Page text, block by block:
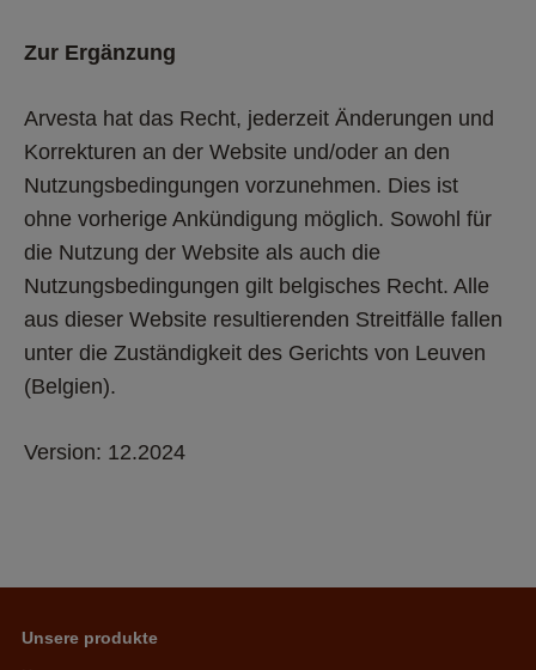
Zur Ergänzung
Arvesta hat das Recht, jederzeit Änderungen und
Korrekturen an der Website und/oder an den
Nutzungsbedingungen vorzunehmen. Dies ist
ohne vorherige Ankündigung möglich. Sowohl für
die Nutzung der Website als auch die
Nutzungsbedingungen gilt belgisches Recht. Alle
aus dieser Website resultierenden Streitfälle fallen
unter die Zuständigkeit des Gerichts von Leuven
(Belgien).
Version: 12.2024
Unsere produkte